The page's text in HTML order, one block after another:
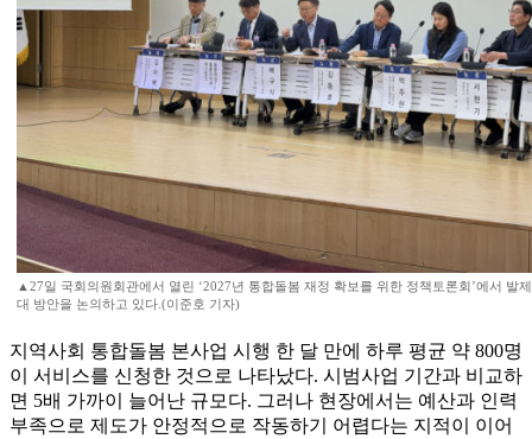
▲27일 국회의원회관에서 열린 ‘2027년 통합돌봄 재정 확보를 위한 정책토론회’에서 발
대 방안을 논의하고 있다.(이준호 기자)
지역사회 통합돌봄 본사업 시행 한 달 만에 하루 평균 약 800명
이 서비스를 신청한 것으로 나타났다. 시범사업 기간과 비교하
면 5배 가까이 늘어난 규모다. 그러나 현장에서는 예산과 인력
부족으로 제도가 안정적으로 작동하기 어렵다는 지적이 이어